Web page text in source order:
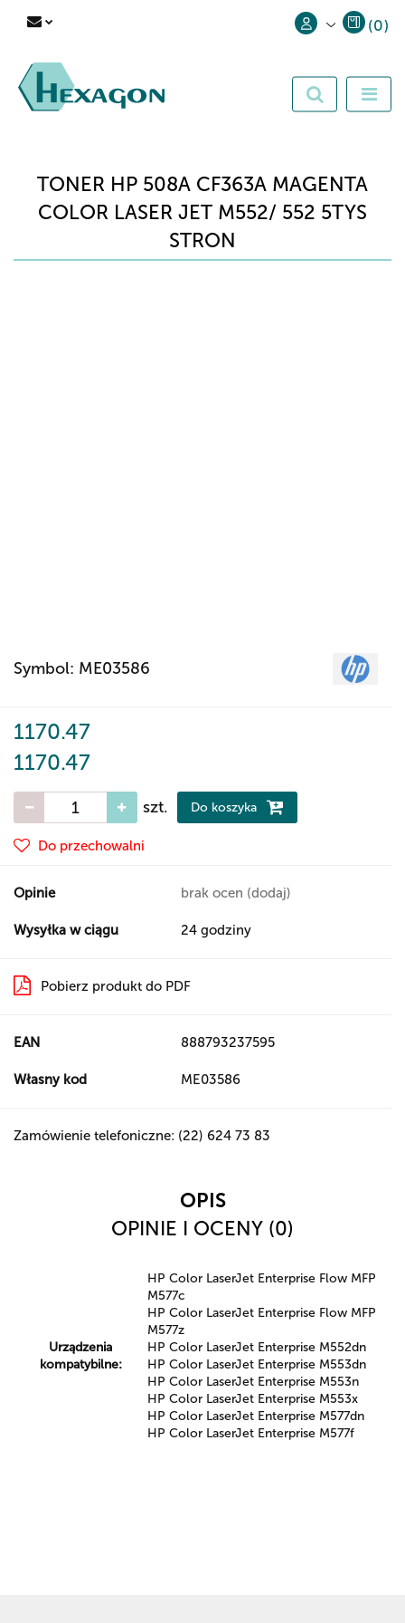
Zarejestruj się
(0)
TONER HP 508A CF363A MAGENTA
COLOR LASER JET M552/ 552 5TYS
STRON
Symbol: ME03586
1170.47
1170.47
szt. Do koszyka
Do przechowalni
Opinie brak ocen (dodaj)
Wysyłka w ciągu 24 godziny
Pobierz produkt do PDF
EAN 888793237595
Własny kod ME03586
Zamówienie telefoniczne: (22) 624 73 83
OPIS
OPINIE I OCENY (0)
Urządzenia
kompatybilne:
HP Color LaserJet Enterprise Flow MFP
M577c
HP Color LaserJet Enterprise Flow MFP
M577z
HP Color LaserJet Enterprise M552dn
HP Color LaserJet Enterprise M553dn
HP Color LaserJet Enterprise M553n
HP Color LaserJet Enterprise M553x
HP Color LaserJet Enterprise M577dn
HP Color LaserJet Enterprise M577f